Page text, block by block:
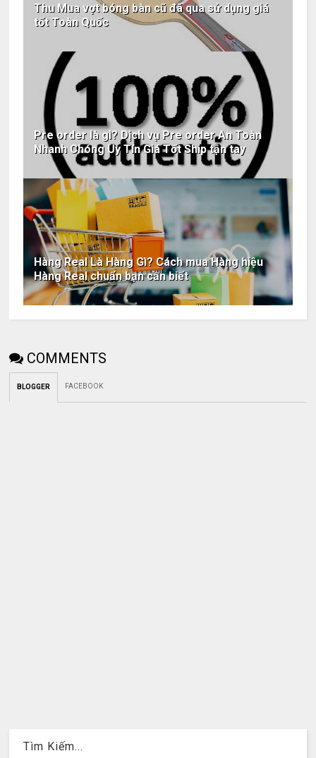
Thu Mua vợt bóng bàn cũ đã qua sử dụng giá
tốt Toàn Quốc
Pre order là gì? Dịch vụ Pre order An Toàn
Nhanh Chóng Uy Tín Giá Tốt Ship tận tay
Hàng Real Là Hàng Gì? Cách mua Hàng hiệu
Hàng Real chuẩn bạn cần biết
COMMENTS
BLOGGER FACEBOOK
Tìm Kiếm...